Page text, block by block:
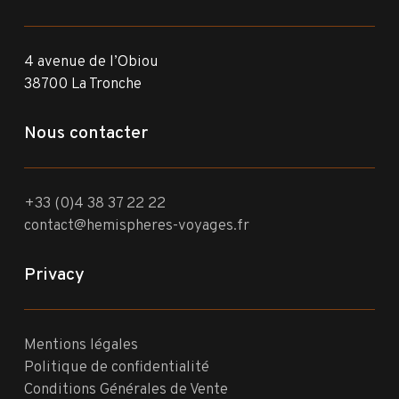
4 avenue de l’Obiou
38700 La Tronche
Nous contacter
+33 (0)4 38 37 22 22
contact@hemispheres-voyages.fr
Privacy
Mentions légales
Politique de confidentialité
Conditions Générales de Vente